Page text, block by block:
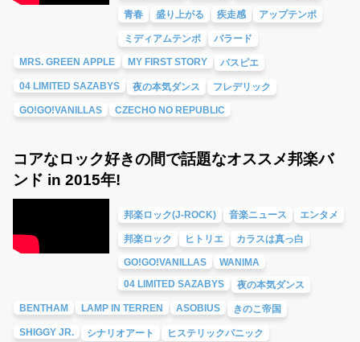
青春 盛り上がる 疾走感 アップテンポ
ミディアムテンポ バラード
MRS. GREEN APPLE MY FIRST STORY パスピエ
04 LIMITED SAZABYS 夜の本気ダンス フレデリック
GO!GO!VANILLAS CZECHO NO REPUBLIC
コアなロック好きの間で話題なオススメ邦楽バ
ンド in 2015年!
邦楽ロック(J-ROCK) 音楽ニュース エンタメ
邦楽ロック ヒトリエ カラスは真っ白
GO!GO!VANILLAS
WANIMA
04 LIMITED SAZABYS
夜の本気ダンス
BENTHAM LAMP IN TERREN ASOBIUS きのこ帝国
SHIGGY JR. シナリオアート ヒステリックパニック